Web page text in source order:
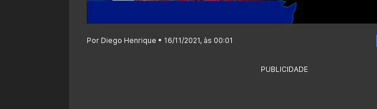
Por Diego Henrique • 16/11/2021, às 00:01
PUBLICIDADE